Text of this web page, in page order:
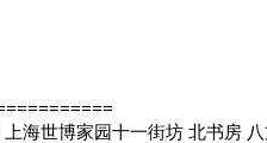
海世博家园十一街坊 北书房